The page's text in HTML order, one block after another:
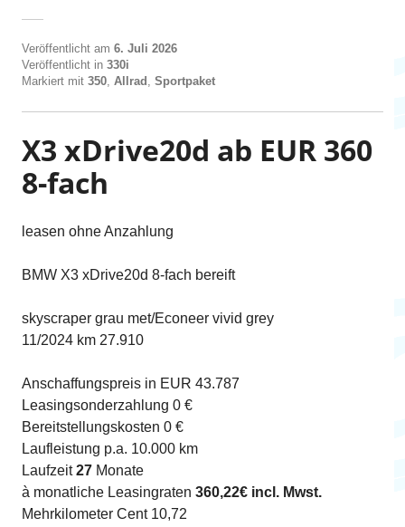
Veröffentlicht am 6. Juli 2026
Veröffentlicht in 330i
Markiert mit 350, Allrad , Sportpaket
X3 xDrive20d ab EUR 360
8-fach
leasen ohne Anzahlung
BMW X3 xDrive20d 8-fach bereift
skyscraper grau met/Econeer vivid grey
11/2024 km 27.910
Anschaffungspreis in EUR 43.787
Leasingsonderzahlung 0 €
Bereitstellungskosten 0 €
Laufleistung p.a. 10.000 km
Laufzeit27 Monate
à monatliche Leasingraten 360,22€ incl. Mwst.
Mehrkilometer Cent 10,72